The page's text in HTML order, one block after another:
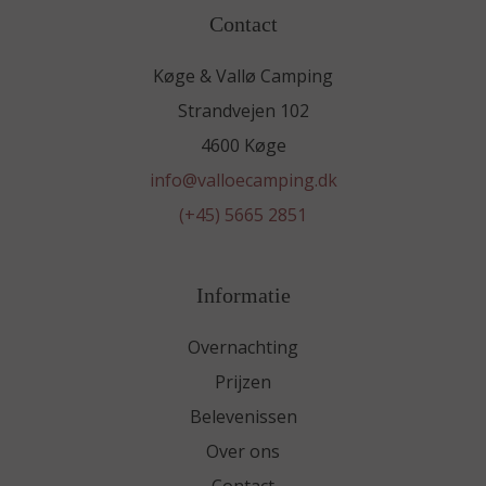
Contact
Køge & Vallø Camping
Strandvejen 102
4600 Køge
info@valloecamping.dk
(+45) 5665 2851
Informatie
Overnachting
Prijzen
Belevenissen
Over ons